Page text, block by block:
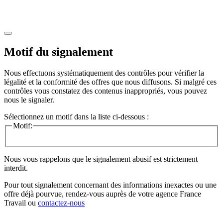
Motif du signalement
Nous effectuons systématiquement des contrôles pour vérifier la
légalité et la conformité des offres que nous diffusons. Si malgré ces
contrôles vous constatez des contenus inappropriés, vous pouvez
nous le signaler.
Sélectionnez un motif dans la liste ci-dessous :
Motif:
Nous vous rappelons que le signalement abusif est strictement
interdit.
Pour tout signalement concernant des informations inexactes ou une
offre déjà pourvue, rendez-vous auprès de votre agence France
Travail ou contactez-nous